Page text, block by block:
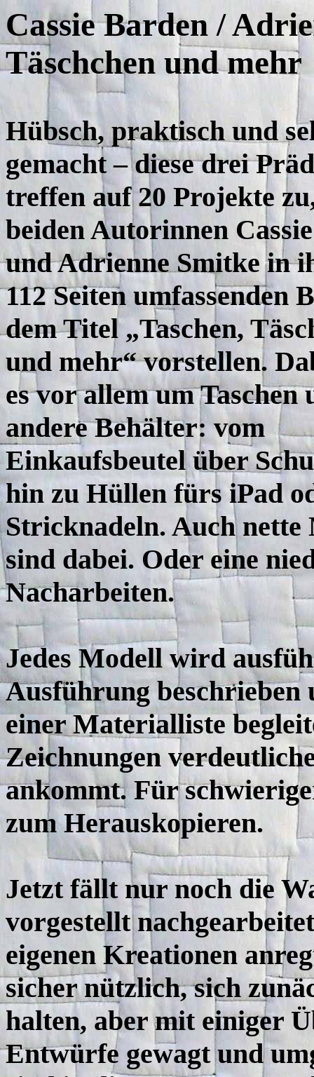
CassieBarden /
Täschchen und mehr
Hübsch, praktisch und
gemacht – diese drei
treffen auf 20 Projekte
beiden Autorinnen
und Adrienne Smitke in
112 Seiten umfassenden
dem Titel „Taschen,
und mehr“ vorstellen.
es vor allem um Taschen
andere Behälter: vom
Einkaufsbeutel über
hin zu Hüllen fürs iPad
Stricknadeln. Auch
sind dabei. Oder eine
Nacharbeiten.
Jedes Modell wird
Ausführung beschrieben
einer Materialliste
Zeichnungen
ankommt. Für
zum Herauskopieren.
Jetzt fällt nur noch die
vorgestellt
eigenen Kreationen
sicher nützlich, sich
halten, aber mit einiger
Entwürfe gewagt und